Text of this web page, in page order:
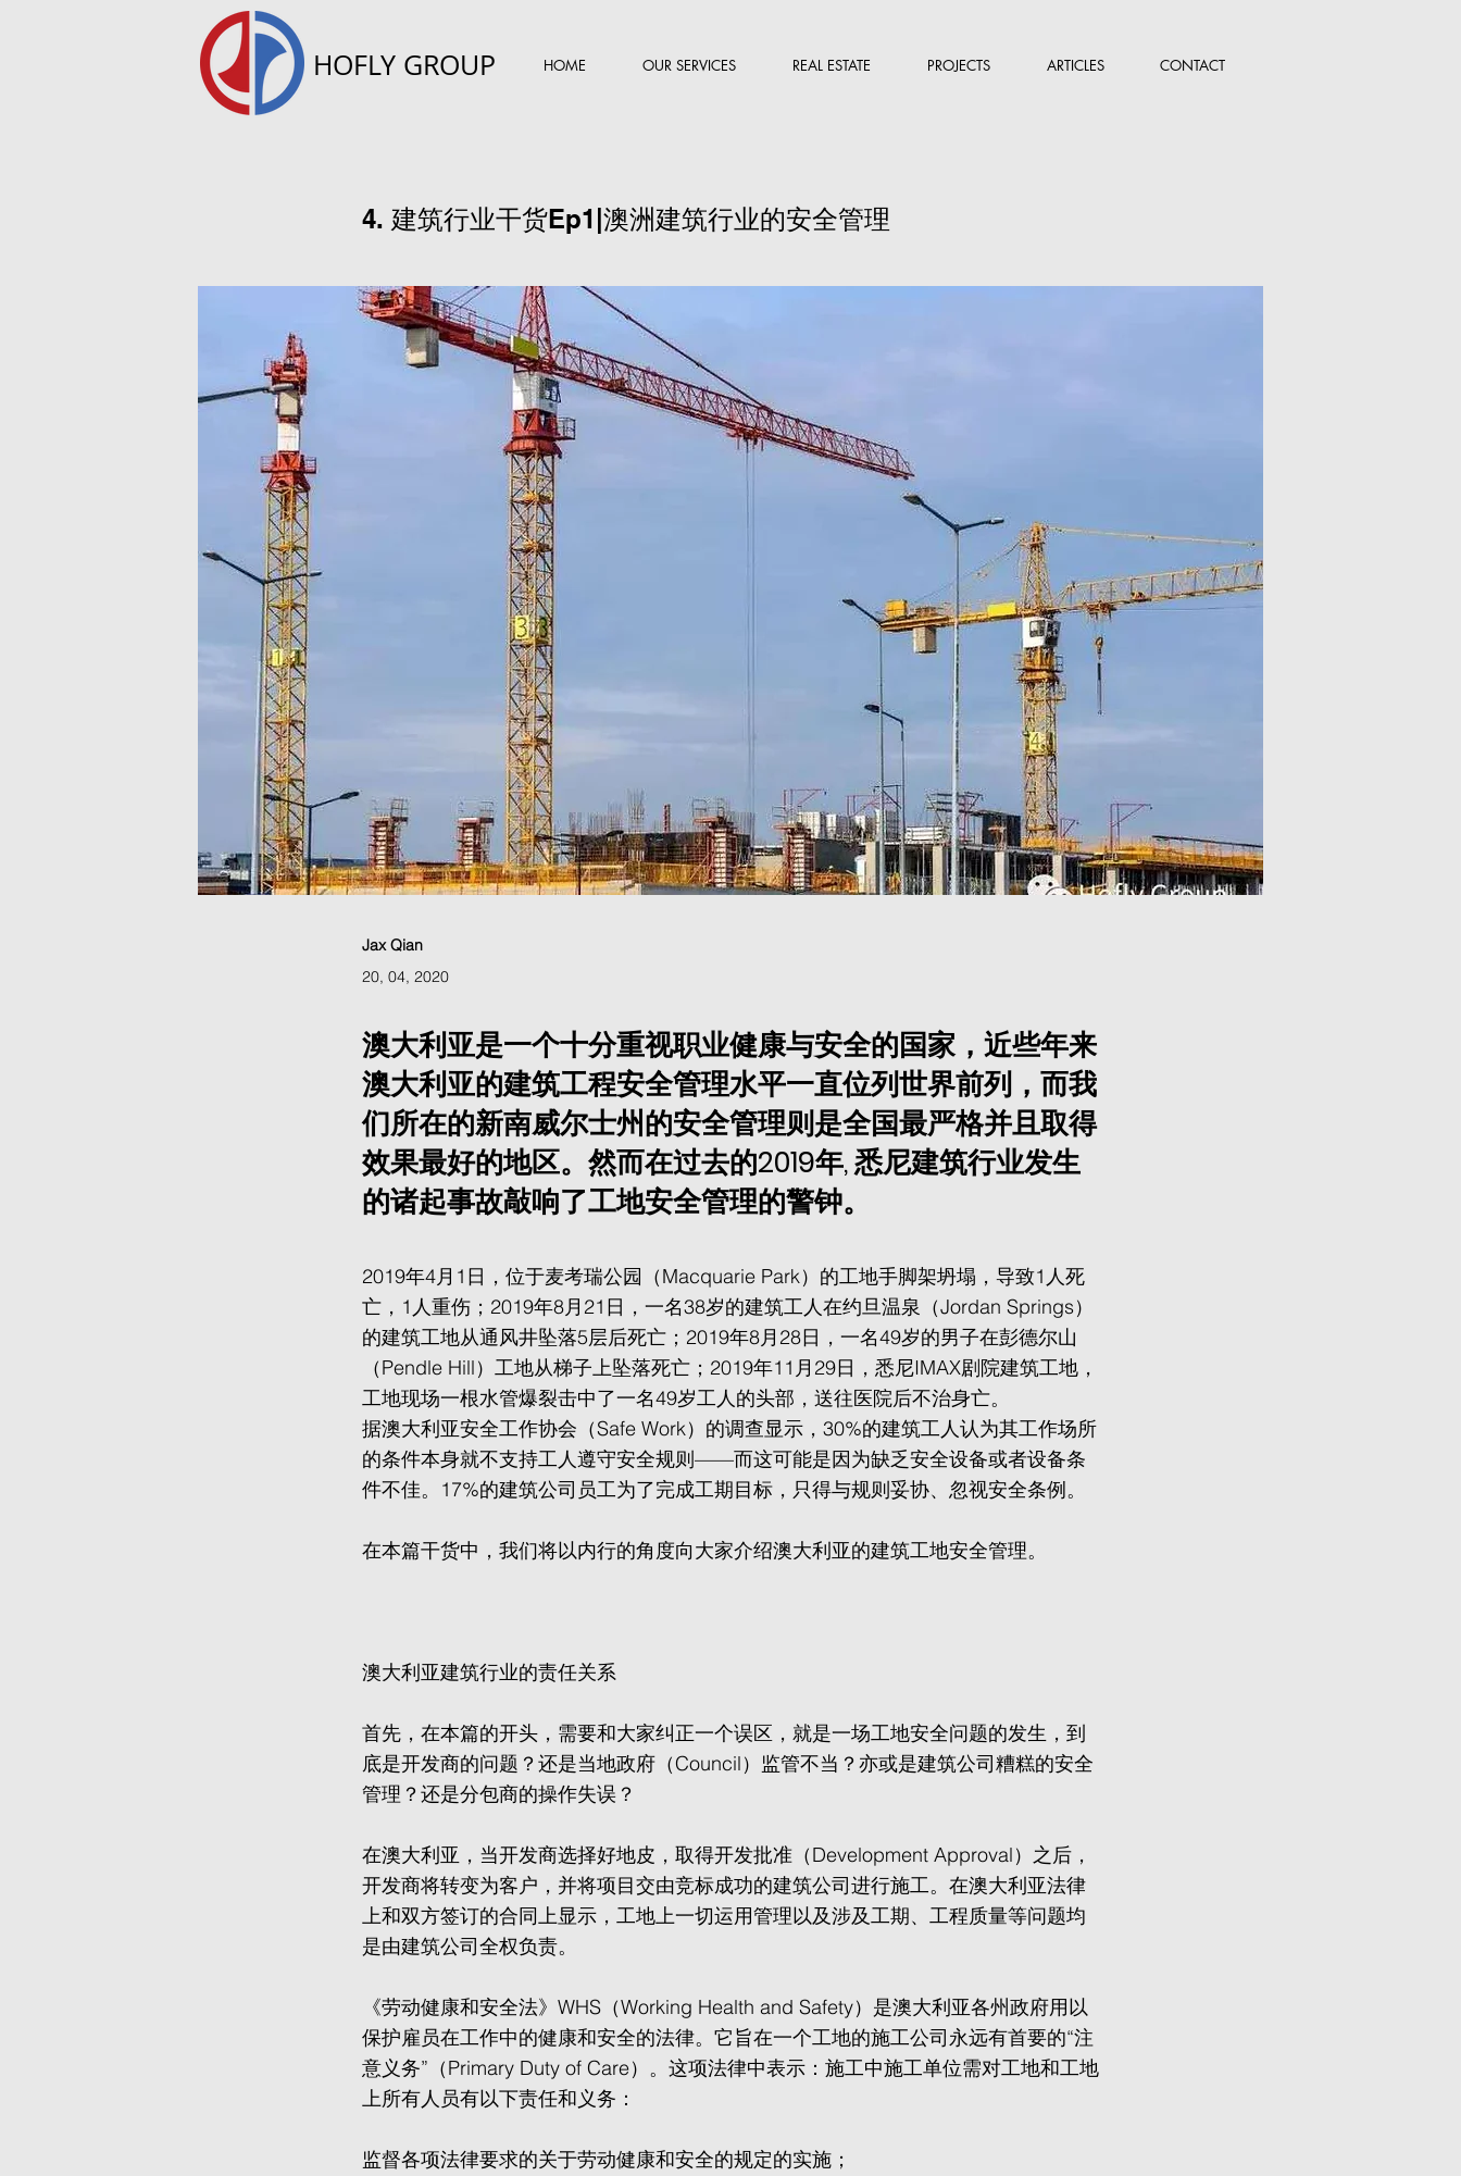
HOFLY GROUP HOME OUR SERVICES REAL ESTATE PROJECTS ARTICLES CONTACT
4. 建筑行业干货Ep1|澳洲建筑行业的安全管理
Jax Qian
20, 04, 2020
澳大利亚是一个十分重视职业健康与安全的国家，近些年来
澳大利亚的建筑工程安全管理水平一直位列世界前列，而我
们所在的新南威尔士州的安全管理则是全国最严格并且取得
效果最好的地区。然而在过去的2019年, 悉尼建筑行业发生
的诸起事故敲响了工地安全管理的警钟。
2019年4月1日，位于麦考瑞公园（Macquarie Park）的工地手脚架坍塌，导致1人死
亡，1人重伤；2019年8月21日，一名38岁的建筑工人在约旦温泉（Jordan Springs）
的建筑工地从通风井坠落5层后死亡；2019年8月28日，一名49岁的男子在彭德尔山
（Pendle Hill）工地从梯子上坠落死亡；2019年11月29日，悉尼IMAX剧院建筑工地，
工地现场一根水管爆裂击中了一名49岁工人的头部，送往医院后不治身亡。
据澳大利亚安全工作协会（Safe Work）的调查显示，30%的建筑工人认为其工作场所
的条件本身就不支持工人遵守安全规则——而这可能是因为缺乏安全设备或者设备条
件不佳。17%的建筑公司员工为了完成工期目标，只得与规则妥协、忽视安全条例。
在本篇干货中，我们将以内行的角度向大家介绍澳大利亚的建筑工地安全管理。
澳大利亚建筑行业的责任关系
首先，在本篇的开头，需要和大家纠正一个误区，就是一场工地安全问题的发生，到
底是开发商的问题？还是当地政府（Council）监管不当？亦或是建筑公司糟糕的安全
管理？还是分包商的操作失误？
在澳大利亚，当开发商选择好地皮，取得开发批准（Development Approval）之后，
开发商将转变为客户，并将项目交由竞标成功的建筑公司进行施工。在澳大利亚法律
上和双方签订的合同上显示，工地上一切运用管理以及涉及工期、工程质量等问题均
是由建筑公司全权负责。
《劳动健康和安全法》WHS（Working Health and Safety）是澳大利亚各州政府用以
保护雇员在工作中的健康和安全的法律。它旨在一个工地的施工公司永远有首要的“注
意义务”（Primary Duty of Care）。这项法律中表示：施工中施工单位需对工地和工地
上所有人员有以下责任和义务：
监督各项法律要求的关于劳动健康和安全的规定的实施；